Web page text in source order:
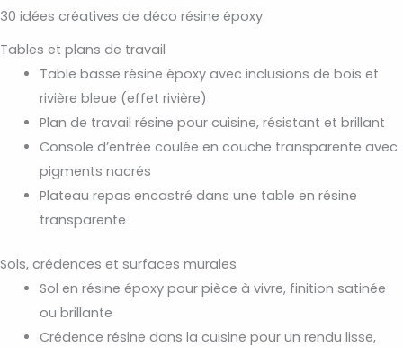
30 idées créatives de déco résine époxy
Tables et plans de travail
Table basse résine époxy avec inclusions de bois et
rivière bleue (effet rivière)
Plan de travail résine pour cuisine, résistant et brillant
Console d’entrée coulée en couche transparente avec
pigments nacrés
Plateau repas encastré dans une table en résine
transparente
Sols, crédences et surfaces murales
Sol en résine époxy pour pièce à vivre, finition satinée
ou brillante
Crédence résine dans la cuisine pour un rendu lisse,